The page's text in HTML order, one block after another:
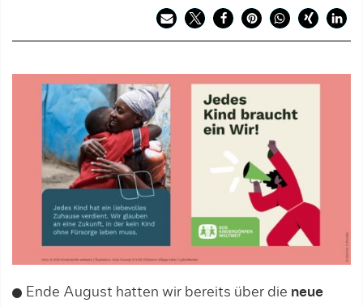
Ende August hatten wir bereits über die neue